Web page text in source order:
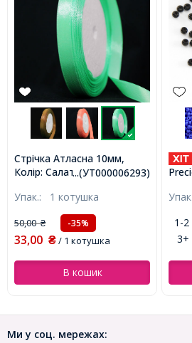
...(УТ000006293)
Стрічка Атласна 10мм,
Колір: Салатовий, Ширина:
котушка, (УТ000006293)
Упак.: 1 котушка
50,00₴ -35%
33,00 ₴/ 1 котушка
В кошик
1-2
3+
Ми у соц. мережах: